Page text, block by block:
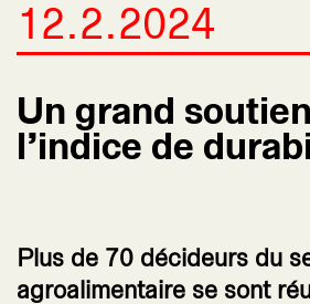
12.2.2024
Un grand
l’indice de
Plus de 70 décideurs du
agroalimentaire se sont